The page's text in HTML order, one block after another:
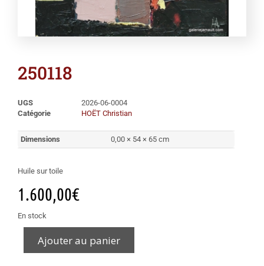
250118
UGS
2026-06-0004
Catégorie
HOËT Christian
Dimensions 0,00 × 54 × 65 cm
Huile sur toile
1.600,00€
En stock
Ajouter au panier